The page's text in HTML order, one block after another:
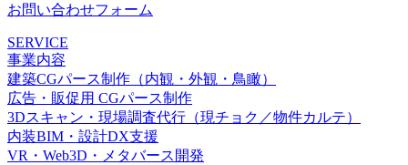
お問い合わせフォーム
SERVICE
事業内容
建築CGパース制作（内観・外観・鳥瞰）
広告・販促用 CGパース制作
3Dスキャン・現場調査代行（現チョク／物件カルテ）
内装BIM・設計DX支援
VR・Web3D・メタバース開発